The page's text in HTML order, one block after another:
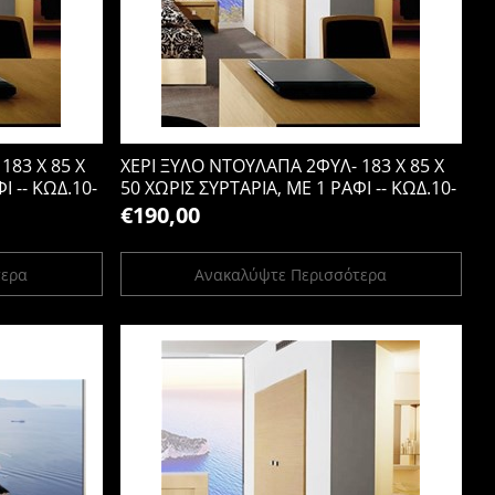
Χ 85 Χ
-- ΚΩΔ.10-
ΧΕΡΙ ΞΥΛΟ ΝΤΟΥΛΑΠΑ 2ΦΥΛ- 183 Χ 85 Χ
50 ΧΩΡΙΣ ΣΥΡΤΑΡΙΑ, ΜΕ 1 ΡΑΦΙ -- ΚΩΔ.10-
21
€190,00
Ανακαλύψτε Περισσότερα